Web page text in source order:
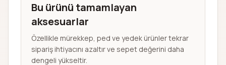
Bu ürünü tamamlayan
aksesuarlar
Özellikle mürekkep, ped ve yedek ürünler tekrar
sipariş ihtiyacını azaltır ve sepet değerini daha
dengeli yükseltir.